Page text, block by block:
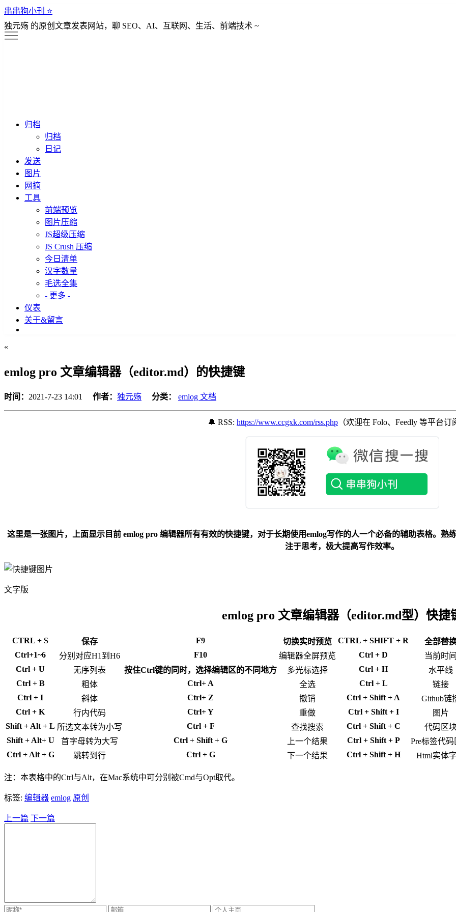
串串狗小刊 ⭐️
独元殇 的原创文章发表网站，聊 SEO、AI、互联网、生活、前端技术 ~
归档
归档
日记
发送
图片
网摘
工具
前端预览
图片压缩
JS超级压缩
JS Crush 压缩
今日清单
汉字数量
毛选全集
- 更多 -
仪表
关于&留言
«
emlog pro 文章编辑器（editor.md）的快捷键
时间： 2021-7-23 14:01 作者： 独元殇 分类： emlog 文档
🔔 RSS: https://www.ccgxk.com/rss.php （欢迎在 Folo、Feedly 等平台
这里是一张图片，上面显示目前 emlog pro 编辑器所有有效的快捷键，对于长期使用emlog写作的人一个必备的辅助表格。
注于思考，极大提高写作效率。
文字版
emlog pro 文章编辑器（editor.md型）快捷
CTRL + S 保存 F9 切换实时预览 CTRL + SHIFT + R
全部替
Ctrl+1~6
分别对应H1到H6 F10 编辑器全屏预览 Ctrl + D
当前时
Ctrl + U
无序列表 按住Ctrl键的同时，选择编辑区的不同地方 多光标选择 Ctrl + H
水平线
Ctrl + B
粗体 Ctrl+ A 全选 Ctrl + L
链接
Ctrl + I
斜体 Ctrl+ Z 撤销 Ctrl + Shift + A
Github链
Ctrl + K
行内代码 Ctrl+ Y 重做 Ctrl + Shift + I
图片
Shift + Alt + L 所选文本转为小写 Ctrl + F 查找搜索 Ctrl + Shift + C
代码区
Shift + Alt+ U
首字母转为大写 Ctrl + Shift + G 上一个结果 Ctrl + Shift + P
Pre标签代
Ctrl + Alt + G
跳转到行 Ctrl + G 下一个结果 Ctrl + Shift + H Html实体
注：本表格中的Ctrl与Alt，在Mac系统中可分别被Cmd与Opt取代。
标签: 编辑器 emlog 原创
上一篇 下一篇